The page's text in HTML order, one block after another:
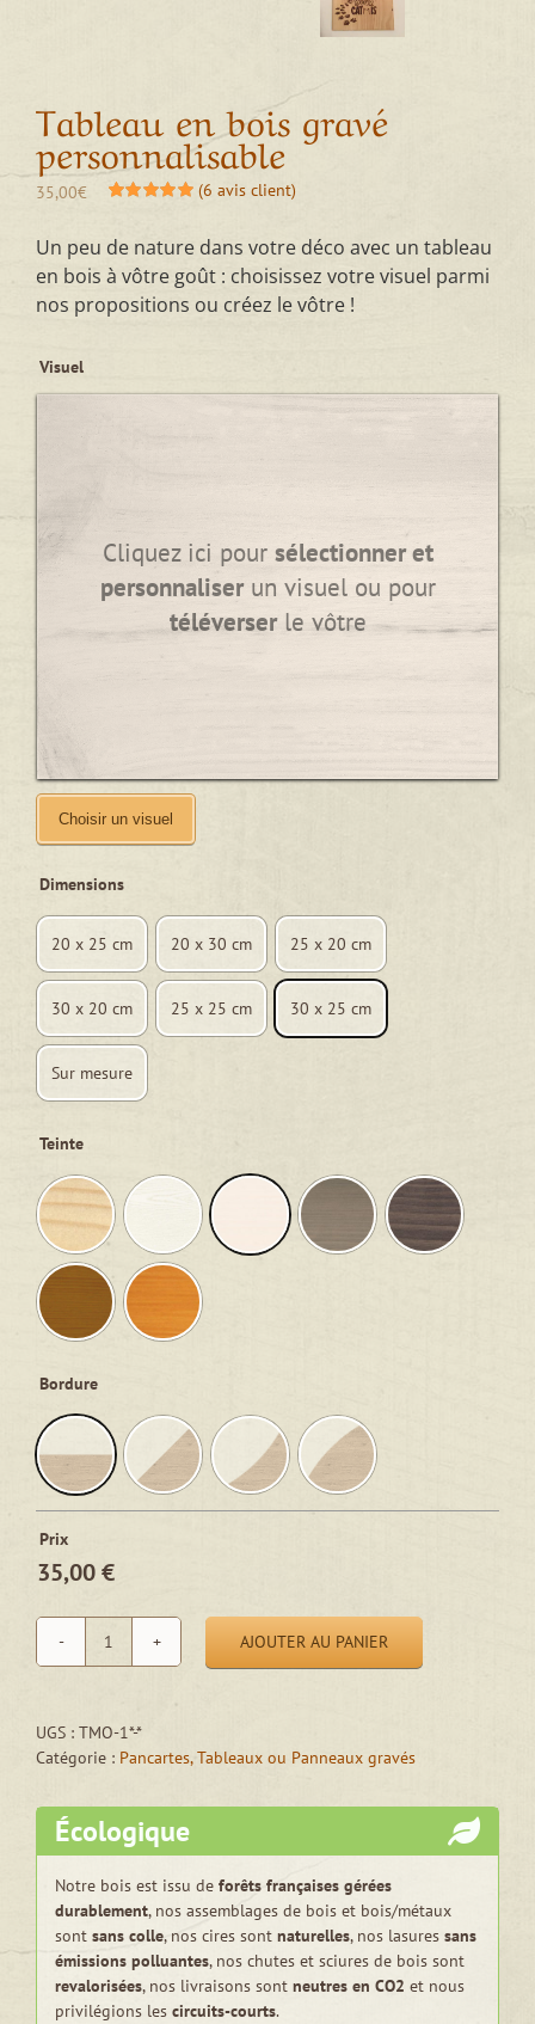
Tableau en bois gravé
personnalisable
35,00€
notations
client
(6 avis client)
Un peu de nature dans votre déco avec un tableau
en bois à vôtre goût : choisissez votre visuel parmi
nos propositions ou créez le vôtre !
Visuel
Cliquez ici pour sélectionner et
personnaliserun visuel ou pour
téléverserle vôtre
Choisir un visuel
Dimensions
20 x 25 cm 20 x 30 cm 25 x 20 cm
30 x 20 cm 25 x 25 cm 30 x 25 cm
Sur mesure
Teinte
Bordure
Prix
35,00 €
quantité
en
bois
personnalisable
AJOUTER AU PANIER
UGS : TMO-1*-*
Catégorie : Pancartes, Tableaux ou Panneaux gravés
Écologique
Notre bois est issu de forêts françaises gérées
durablement, nos assemblages de bois et bois/métaux
sont sans colle, nos cires sont naturelles, nos lasures sans
émissions polluantes, nos chutes et sciures de bois sont
revalorisées, nos livraisons sont neutres en CO2 et nous
privilégions les circuits-courts.